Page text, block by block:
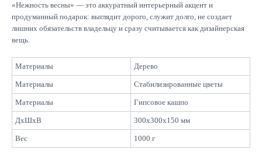
«Нежность весны» — это аккуратный интерьерный акцент и
продуманный подарок: выглядит дорого, служит долго, не создает
лишних обязательств владельцу и сразу считывается как дизайнерская
вещь.
Материалы Дерево
Материалы Стабилизированные цветы
Материалы Гипсовое кашпо
ДxШxВ 300x300x150 мм
Вес 1000 г
Большие композиции
Маленькие деревья
Средние деревья
Напольные деревья
Фантастические персонажи
Панно из мха
Композиции
Каталог